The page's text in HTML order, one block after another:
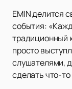
EMIN делится
события:
традиционный
просто
слушателями,
сделать что-